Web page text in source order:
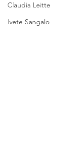
Claudia Leitte
Ivete Sangalo